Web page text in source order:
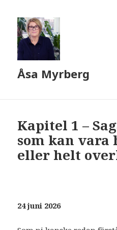
Åsa Myrberg
Kapitel 1 –
som kan
eller helt
24 juni 2026